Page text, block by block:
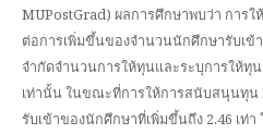
MUPostGrad) ผลการศึกษาพบว่า การ
ต่อการเพิ่มขึ้นของจำนวนนักศึกษารับเข้
จำกัดจำนวนการให้ทุนและระบุการให้ทุ
เท่านั้น ในขณะที่การให้การสนับสนุนทุน
รับเข้าของนักศึกษาที่เพิ่มขึ้นถึง 2.46 เท่า